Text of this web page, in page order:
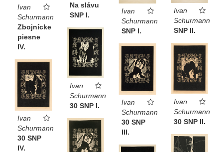
Ivan
Schurmann
Zbojnícke
piesne
IV.
Na slávu
SNP I.
Ivan
Schurmann
SNP I.
Ivan
Schurmann
SNP II.
Ivan
Schurmann
30 SNP I.
Ivan
Schurmann
30 SNP II.
Ivan
Schurmann
30 SNP
III.
Ivan
Schurmann
30 SNP
IV.